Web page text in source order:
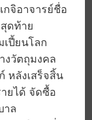
กจิอาจารย์ชื่อ
ดท้าย
ปี้ยนโลก
งวัตถุมงคล
หลังเสร็จสิ้น
ยได้ จัดซื้อ
าล